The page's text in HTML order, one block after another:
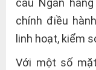
cầu Ngân
chính điều
linh hoạt, kiểm
Với một số